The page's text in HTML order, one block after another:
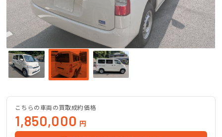
こちらの車両の買取成約価格
1,850,000 円